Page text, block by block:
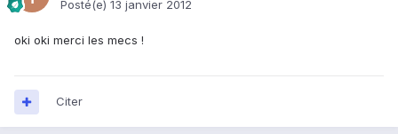
Posté(e) 13 janvier 2012
oki oki merci les mecs !
Citer